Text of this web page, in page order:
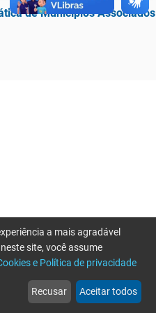
de Municípios Associados
web
Notícias
more_horiz
Mais
a mais agradável
site, você assume
e Política de privacidade
Recusar Aceitar todos
tente novamente